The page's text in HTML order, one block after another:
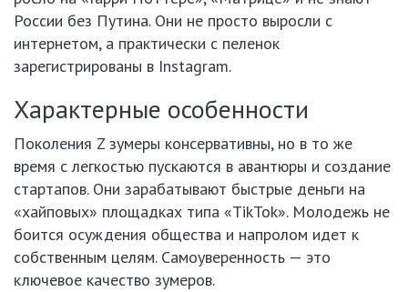
России без Путина. Они не просто выросли с
интернетом, а практически с пеленок
зарегистрированы в Instagram.
Характерные особенности
Поколения Z зумеры консервативны, но в то же
время с легкостью пускаются в авантюры и создание
стартапов. Они зарабатывают быстрые деньги на
«хайповых» площадках типа «TikTok». Молодежь не
боится осуждения общества и напролом идет к
собственным целям. Самоуверенность — это
ключевое качество зумеров.